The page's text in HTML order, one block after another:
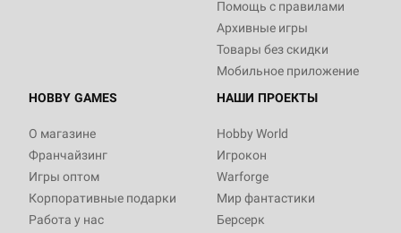
Помощь с правилами
Архивные игры
Товары без скидки
Мобильное приложение
HOBBY GAMES
О магазине
Франчайзинг
Игры оптом
Корпоративные подарки
Работа у нас
НАШИ ПРОЕКТЫ
Hobby World
Игрокон
Warforge
Мир фантастики
Берсерк